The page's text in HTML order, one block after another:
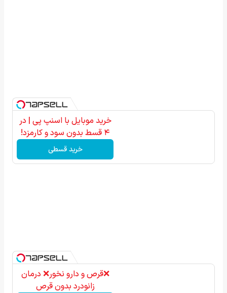
خرید موبایل با اسنپ پی | در
۴ قسط بدون سود و کارمزد!
خرید قسطی
❌قرص‌ و دارو نخور❌ درمان
زانودرد بدون قرص